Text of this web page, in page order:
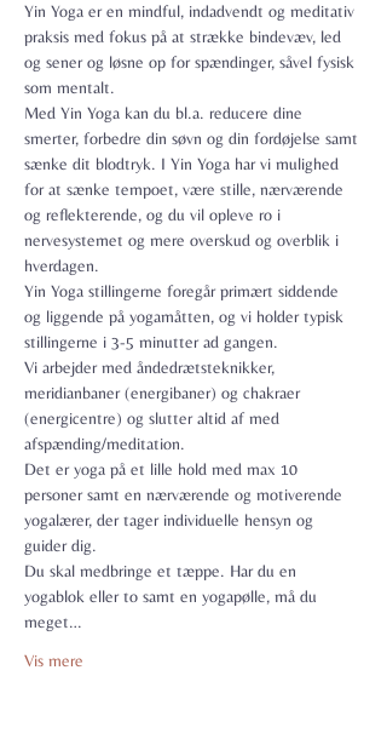
Yin Yoga er en mindful, indadvendt og meditativ
praksis med fokus på at strække bindevæv, led
og sener og løsne op for spændinger, såvel fysisk
som mentalt.
Med Yin Yoga kan du bl.a. reducere dine
smerter, forbedre din søvn og din fordøjelse samt
sænke dit blodtryk. I Yin Yoga har vi mulighed
for at sænke tempoet, være stille, nærværende
og reflekterende, og du vil opleve ro i
nervesystemet og mere overskud og overblik i
hverdagen.
Yin Yoga stillingerne foregår primært siddende
og liggende på yogamåtten, og vi holder typisk
stillingerne i 3-5 minutter ad gangen.
Vi arbejder med åndedrætsteknikker,
meridianbaner (energibaner) og chakraer
(energicentre) og slutter altid af med
afspænding/meditation.
Det er yoga på et lille hold med max 10
personer samt en nærværende og motiverende
yogalærer, der tager individuelle hensyn og
guider dig.
Du skal medbringe et tæppe. Har du en
yogablok eller to samt en yogapølle, må du
meget…
Vis mere